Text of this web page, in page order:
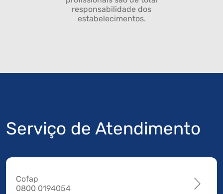
responsabilidade dos
estabelecimentos.
Serviço de Atendimento
Cofap
0800 0194054